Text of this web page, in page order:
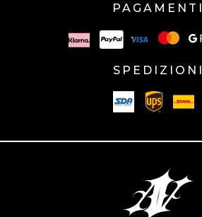
PAGAMENTI
SPEDIZIONI